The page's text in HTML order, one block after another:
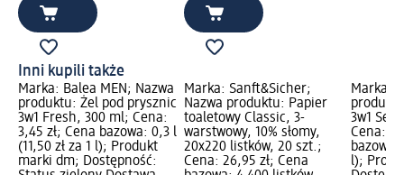
Inni kupili także
Marka: Balea MEN; Nazwa
produktu: Żel pod prysznic
3w1 Fresh, 300 ml; Cena:
3,45 zł; Cena bazowa: 0,3 l
(11,50 zł za 1 l); Produkt
marki dm; Dostępność:
Marka: Sanft&Sicher;
Nazwa produktu: Papier
toaletowy Classic, 3-
warstwowy, 10% słomy,
20x220 listków, 20 szt.;
Cena: 26,95 zł; Cena
Marka:
3w1
Cena:
bazowa:
l);